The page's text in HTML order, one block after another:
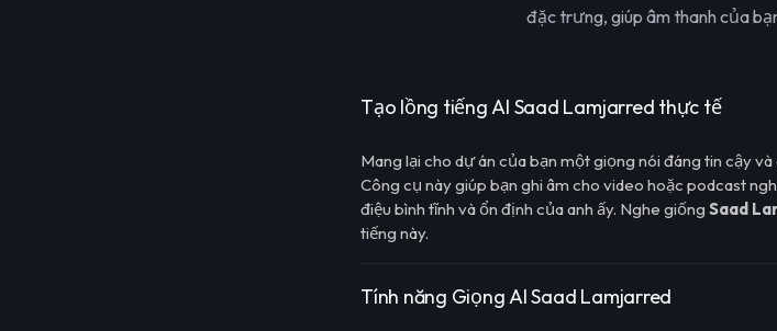
đặc trưng, giúp âm thanh của
Tạo lồng tiếng AI Saad Lamjarred thực tế
Mang lại cho dự án của bạn một giọng nói đáng tin cậy
Công cụ này giúp bạn ghi âm cho video hoặc podcast
điệu bình tĩnh và ổn định của anh ấy. Nghe giống Saad
tiếng này.
Tính năng Giọng AI Saad Lamjarred